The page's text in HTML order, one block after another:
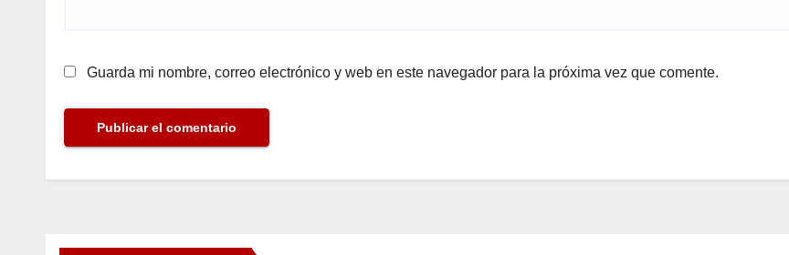
Guarda mi nombre, correo electrónico y web en este navegador para la próxima vez que comente.